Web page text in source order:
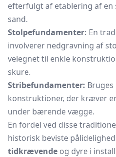
efterfulgt af etablering af en
sand.
Stolpefundamenter: En
involverer nedgravning af
velegnet til enkle
skure.
Stribefundamenter:
konstruktioner, der kræver
under bærende vægge.
En fordel ved disse
historisk beviste
tidkrævende og dyre i